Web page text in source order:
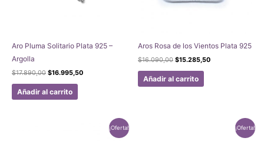
Aro Pluma Solitario Plata 925 –
Argolla
$17.890,00 El
original
era:
$16.995,50El
Añadir al carrito
Aros Rosa de los Vientos Plata 925
$16.090,00 El
original
era:
$15.285,50El
Añadir al carrito
¡Oferta! ¡Oferta!